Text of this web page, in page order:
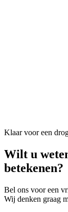
Klaar voor een
Wilt u
betekenen?
Bel ons voor een
Wij denken graag